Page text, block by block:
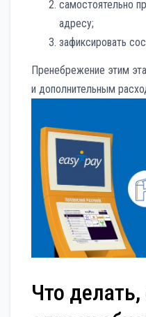
самостоятельно
адресу;
зафиксировать
Пренебрежение этим
и дополнительным
Что